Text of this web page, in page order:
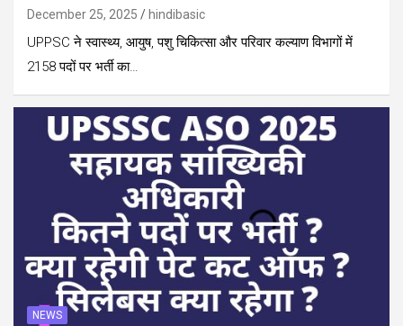
December 25, 2025 hindibasic
UPPSC ने स्वास्थ्य, आयुष, पशु चिकित्सा और परिवार कल्याण विभागों में
2158 पदों पर भर्ती का…
NEWS